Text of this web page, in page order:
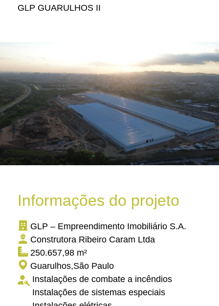
GLP GUARULHOS II
Informações do projeto
GLP – Empreendimento Imobiliário S.A.
Construtora Ribeiro Caram Ltda
250.657,98 m²
Guarulhos,São Paulo
Instalações de combate a incêndios
Instalações de sistemas especiais